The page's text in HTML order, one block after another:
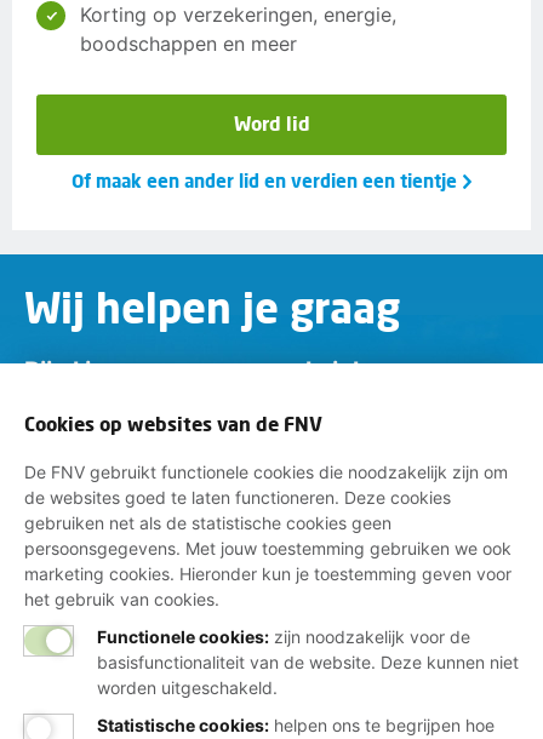
Korting op verzekeringen, energie,
boodschappen en meer
Word lid
Of maak een ander lid en verdien een tientje
Wij helpen je graag
Bij al je vragen over werk, inkomen en
Vragen over het lidmaatschap
Vragen over werk en inkomen
Dienstverlening bij jou in de buurt
Meld je aan voor onze nieuwsbrief
Cookies op websites van de FNV
De FNV gebruikt functionele cookies die noodzakelijk zijn om
de websites goed te laten functioneren. Deze cookies
gebruiken net als de statistische cookies geen
persoonsgegevens. Met jouw toestemming gebruiken we ook
marketing cookies. Hieronder kun je toestemming geven voor
het gebruik van cookies.
Functionele cookies: zijn noodzakelijk voor de
basisfunctionaliteit van de website. Deze kunnen niet
worden uitgeschakeld.
Statistische cookies: helpen ons te begrijpen hoe